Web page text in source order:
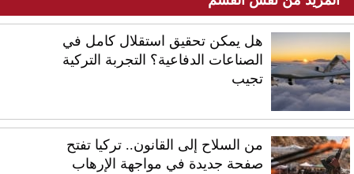
هل يمكن تحقيق استقلال كامل في
الصناعات الدفاعية؟ التجربة التركية
تجيب
من السلاح إلى القانون.. تركيا تفتح
صفحة جديدة في مواجهة الإرهاب